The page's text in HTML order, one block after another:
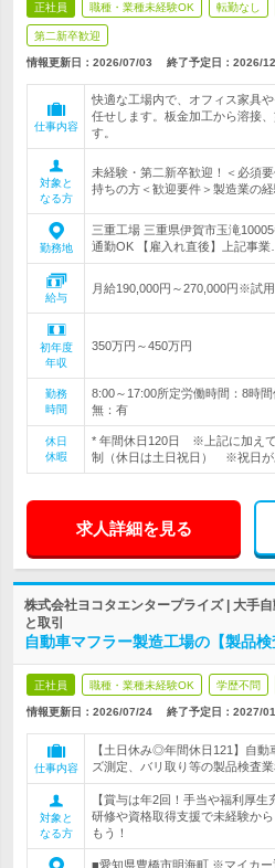
正社員 職種・業種未経験OK 転勤なし
第二新卒歓迎
情報更新日：2026/07/03 終了予定日： 2026/
仕事内容
快適な工場内で、オフィス家具
任せします。板金加工から溶接
す。
対象と
なる方
未経験・第二新卒歓迎！＜必須
持ちの方＜歓迎要件＞製造業の
勤務地
三重工場 三重県伊賀市玉滝
通勤OK 【雇入れ直後】上記事業…
給与
月給190,000円～270,000円※試用
初年度
年収
350万円～450万円
勤務
時間
8:00～17:00所定労働時間：8時
無：有
休日
休暇
* 年間休日120日 ※上記に加え
制（休日は土日祝日） ※祝日が
求人詳細を見る
株式会社ヨコタエンタープライズ | 大手
と取引
自動車マフラー製造工場の【製品
正社員 職種・業種未経験OK 学歴不問
情報更新日：2026/07/24 終了予定日： 2027/
仕事内容
【土日休み◎年間休日121】自動
ズ測定、バリ取り等の製品検査業
対象と
なる方
【賞与は年2回！手当や福利厚
研修や資格取得支援で未経験か
もう！
■愛知県豊橋市明海町 ※マイカ